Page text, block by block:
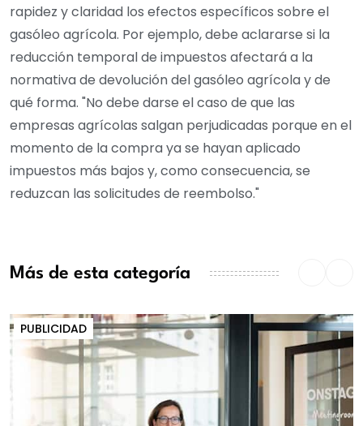
rapidez y claridad los efectos específicos sobre el
gasóleo agrícola. Por ejemplo, debe aclararse si la
reducción temporal de impuestos afectará a la
normativa de devolución del gasóleo agrícola y de
qué forma. "No debe darse el caso de que las
empresas agrícolas salgan perjudicadas porque en el
momento de la compra ya se hayan aplicado
impuestos más bajos y, como consecuencia, se
reduzcan las solicitudes de reembolso."
Más de esta categoría
PUBLICIDAD